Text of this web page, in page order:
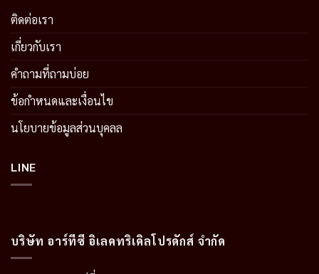
ติดต่อเรา
เกี่ยวกับเรา
คำถามที่ถามบ่อย
ข้อกำหนดและเงื่อนไข
นโยบายข้อมูลส่วนบุคลล
LINE
บริษัท อาร์ทีซี อิเลคทริเคิลโปรดักส์ จำกัด